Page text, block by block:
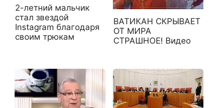
2-летний мальчик
стал звездой
Instagram благодаря
своим трюкам
ВАТИКАН СКРЫВАЕТ
ОТ МИРА
СТРАШНОЕ! Видео